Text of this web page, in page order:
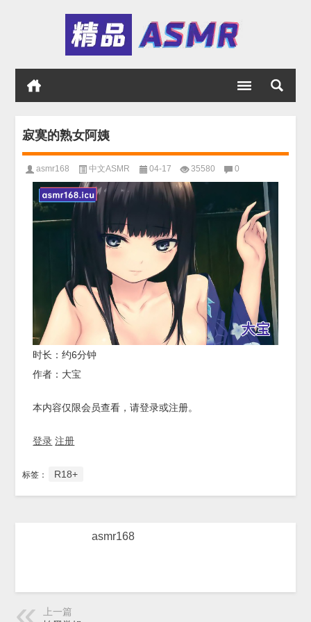
寂寞的熟女阿姨
asmr168 中文ASMR 04-17 35580 0
时长：约6分钟
作者：大宝
本内容仅限会员查看，请登录或注册。
登录 注册
标签： R18+
asmr168
上一篇